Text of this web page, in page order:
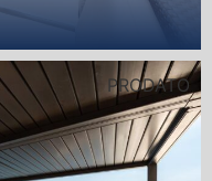
PRODATO